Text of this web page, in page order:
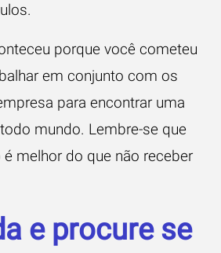
porque você cometeu
em conjunto com os
para encontrar uma
mundo. Lembre-se que
melhor do que não receber
e procure se